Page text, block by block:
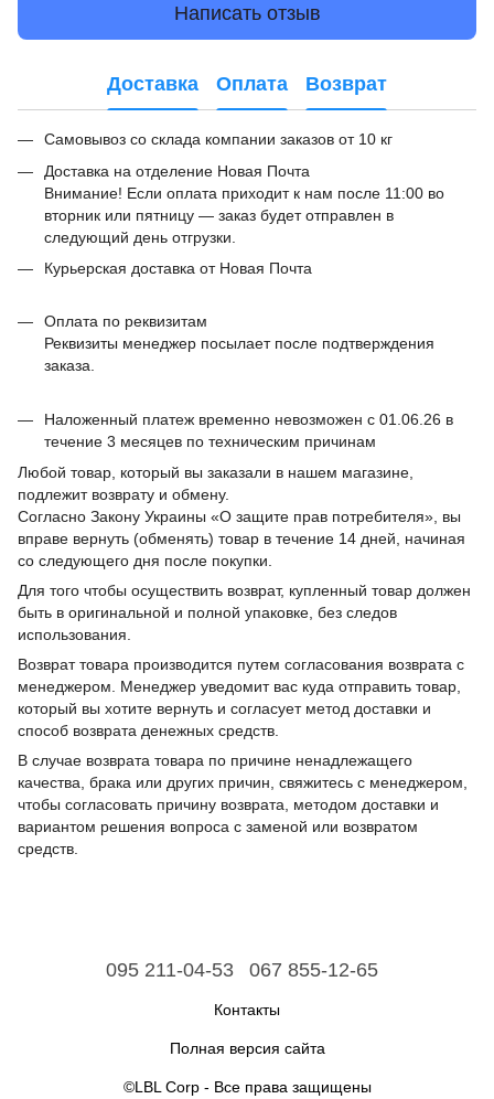
Написать отзыв
Доставка Оплата Возврат
Самовывоз со склада компании заказов от 10 кг
Доставка на отделение Новая Почта
Внимание! Если оплата приходит к нам после 11:00 во
вторник или пятницу — заказ будет отправлен в
следующий день отгрузки.
Курьерская доставка от Новая Почта
Оплата по реквизитам
Реквизиты менеджер посылает после подтверждения
заказа.
Наложенный платеж временно невозможен с 01.06.26 в
течение 3 месяцев по техническим причинам
Любой товар, который вы заказали в нашем магазине,
подлежит возврату и обмену.
Согласно Закону Украины «О защите прав потребителя», вы
вправе вернуть (обменять) товар в течение 14 дней, начиная
со следующего дня после покупки.
Для того чтобы осуществить возврат, купленный товар должен
быть в оригинальной и полной упаковке, без следов
использования.
Возврат товара производится путем согласования возврата с
менеджером. Менеджер уведомит вас куда отправить товар,
который вы хотите вернуть и согласует метод доставки и
способ возврата денежных средств.
В случае возврата товара по причине ненадлежащего
качества, брака или других причин, свяжитесь с менеджером,
чтобы согласовать причину возврата, методом доставки и
вариантом решения вопроса с заменой или возвратом
средств.
095 211-04-53 067 855-12-65
Контакты
Полная версия сайта
©LBL Corp - Все права защищены